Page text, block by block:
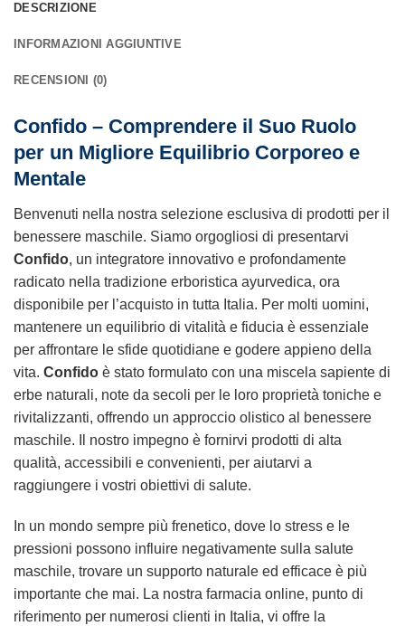
DESCRIZIONE
INFORMAZIONI AGGIUNTIVE
RECENSIONI (0)
Confido – Comprendere il Suo Ruolo
per un Migliore Equilibrio Corporeo e
Mentale
Benvenuti nella nostra selezione esclusiva di prodotti per il
benessere maschile. Siamo orgogliosi di presentarvi
Confido, un integratore innovativo e profondamente
radicato nella tradizione erboristica ayurvedica, ora
disponibile per l’acquisto in tutta Italia. Per molti uomini,
mantenere un equilibrio di vitalità e fiducia è essenziale
per affrontare le sfide quotidiane e godere appieno della
vita. Confido è stato formulato con una miscela sapiente di
erbe naturali, note da secoli per le loro proprietà toniche e
rivitalizzanti, offrendo un approccio olistico al benessere
maschile. Il nostro impegno è fornirvi prodotti di alta
qualità, accessibili e convenienti, per aiutarvi a
raggiungere i vostri obiettivi di salute.
In un mondo sempre più frenetico, dove lo stress e le
pressioni possono influire negativamente sulla salute
maschile, trovare un supporto naturale ed efficace è più
importante che mai. La nostra farmacia online, punto di
riferimento per numerosi clienti in Italia, vi offre la